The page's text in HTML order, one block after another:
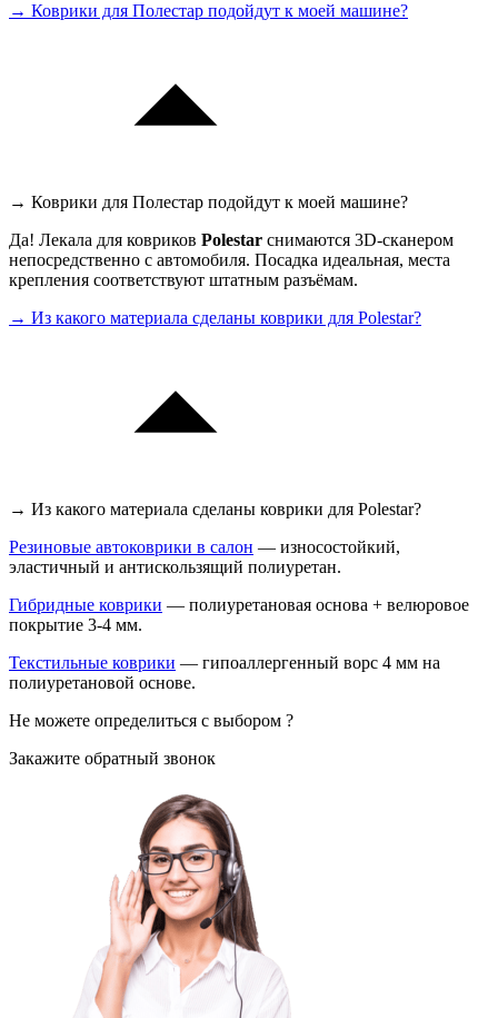
→ Коврики для Полестар подойдут к моей машине?
→ Коврики для Полестар подойдут к моей машине?
Да! Лекала для ковриков Polestar снимаются 3D-сканером
непосредственно с автомобиля. Посадка идеальная, места
крепления соответствуют штатным разъёмам.
→ Из какого материала сделаны коврики для Polestar?
→ Из какого материала сделаны коврики для Polestar?
Резиновые автоковрики в салон — износостойкий,
эластичный и антискользящий полиуретан.
Гибридные коврики — полиуретановая основа + велюровое
покрытие 3-4 мм.
Текстильные коврики — гипоаллергенный ворс 4 мм на
полиуретановой основе.
Не можете определиться с выбором ?
Закажите обратный звонок